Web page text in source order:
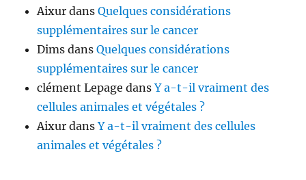
Aixur dansQuelques considérations
supplémentaires sur le cancer
Dims dansQuelques considérations
supplémentaires sur le cancer
clément Lepage dansY a-t-il vraiment des
cellules animales et végétales ?
Aixur dansY a-t-il vraiment des cellules
animales et végétales ?